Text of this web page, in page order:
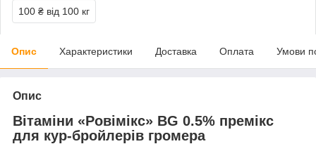
100 ₴ від 100 кг
Опис Характеристики Доставка Оплата Умови
Опис
Вітаміни «Ровімікс» BG 0.5% премікс
для кур-бройлерів громера